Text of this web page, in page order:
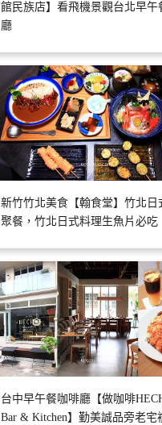
館民族店】看飛機景觀台北早午
廳
新竹竹北美食【翰食堂】竹北日
聚餐，竹北日式料理生魚片必吃
台中早午餐咖啡廳【做咖啡
Bar & Kitchen】勤美誠品旁老宅